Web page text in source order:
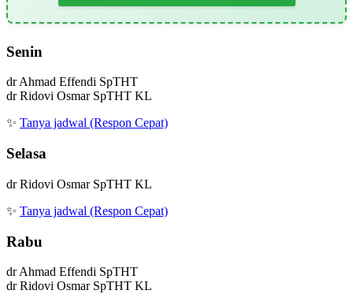
Senin
dr Ahmad Effendi SpTHT
dr Ridovi Osmar SpTHT KL
✨ Tanya jadwal (Respon Cepat)
Selasa
dr Ridovi Osmar SpTHT KL
✨ Tanya jadwal (Respon Cepat)
Rabu
dr Ahmad Effendi SpTHT
dr Ridovi Osmar SpTHT KL